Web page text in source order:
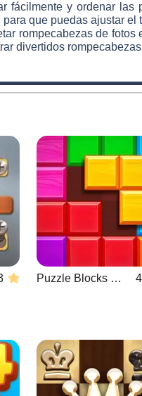
fácilmente y ordenar
que puedas ajustar
rompecabezas de
divertidos
Puzzle Blocks Classic